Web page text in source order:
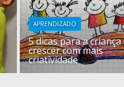
APRENDIZADO
5 dicas para a criança
crescer com mais
criatividade